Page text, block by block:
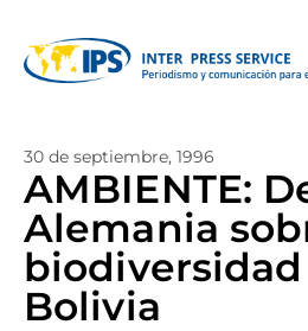
30 de septiembre, 1996
AMBIENTE:
Alemania
Bolivia